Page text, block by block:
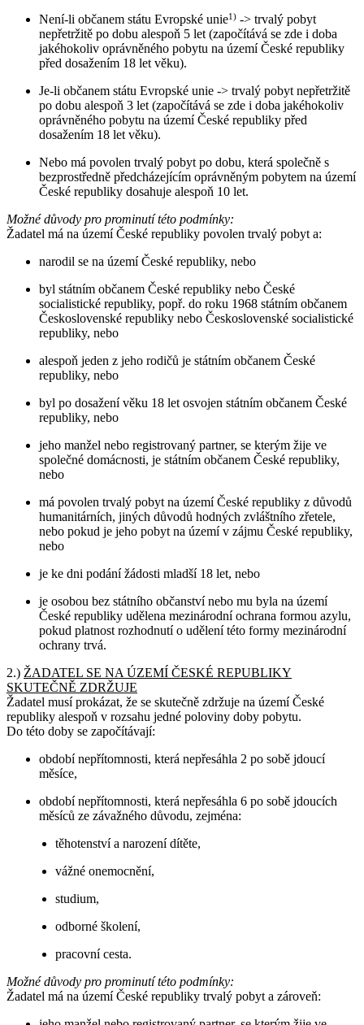
Není-li občanem státu Evropské unie1) -> trvalý pobyt
nepřetržitě po dobu alespoň 5 let (započítává se zde i doba
jakéhokoliv oprávněného pobytu na území České republiky
před dosažením 18 let věku).
Je-li občanem státu Evropské unie -> trvalý pobyt nepřetržitě
po dobu alespoň 3 let (započítává se zde i doba jakéhokoliv
oprávněného pobytu na území České republiky před
dosažením 18 let věku).
Nebo má povolen trvalý pobyt po dobu, která společně s
bezprostředně předcházejícím oprávněným pobytem na území
České republiky dosahuje alespoň 10 let.
Možné důvody pro prominutí této podmínky:
Žadatel má na území České republiky povolen trvalý pobyt a:
narodil se na území České republiky, nebo
byl státním občanem České republiky nebo České
socialistické republiky, popř. do roku 1968 státním občanem
Československé republiky nebo Československé socialistické
republiky, nebo
alespoň jeden z jeho rodičů je státním občanem České
republiky, nebo
byl po dosažení věku 18 let osvojen státním občanem České
republiky, nebo
jeho manžel nebo registrovaný partner, se kterým žije ve
společné domácnosti, je státním občanem České republiky,
nebo
má povolen trvalý pobyt na území České republiky z důvodů
humanitárních, jiných důvodů hodných zvláštního zřetele,
nebo pokud je jeho pobyt na území v zájmu České republiky,
nebo
je ke dni podání žádosti mladší 18 let, nebo
je osobou bez státního občanství nebo mu byla na území
České republiky udělena mezinárodní ochrana formou azylu,
pokud platnost rozhodnutí o udělení této formy mezinárodní
ochrany trvá.
2.) ŽADATEL SE NA ÚZEMÍ ČESKÉ REPUBLIKY
SKUTEČNĚ ZDRŽUJE
Žadatel musí prokázat, že se skutečně zdržuje na území České
republiky alespoň v rozsahu jedné poloviny doby pobytu.
Do této doby se započítávají:
období nepřítomnosti, která nepřesáhla 2 po sobě jdoucí
měsíce,
období nepřítomnosti, která nepřesáhla 6 po sobě jdoucích
měsíců ze závažného důvodu, zejména:
těhotenství a narození dítěte,
vážné onemocnění,
studium,
odborné školení,
pracovní cesta.
Možné důvody pro prominutí této podmínky:
Žadatel má na území České republiky trvalý pobyt a zároveň: